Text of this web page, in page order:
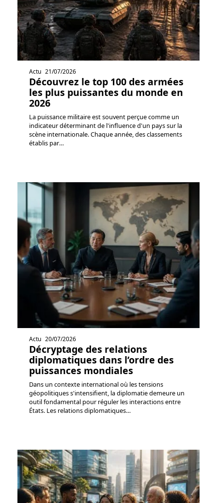
Actu 21/07/2026
Découvrez le top 100 des armées
les plus puissantes du monde en
2026
La puissance militaire est souvent perçue comme un
indicateur déterminant de l'influence d'un pays sur la
scène internationale. Chaque année, des classements
établis par…
Actu 20/07/2026
Décryptage des relations
diplomatiques dans l’ordre des
puissances mondiales
Dans un contexte international où les tensions
géopolitiques s'intensifient, la diplomatie demeure un
outil fondamental pour réguler les interactions entre
États. Les relations diplomatiques…